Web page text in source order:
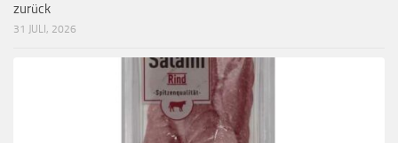
zurück
31 JULI, 2026